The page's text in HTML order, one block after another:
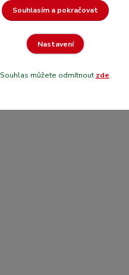
Nastavení
Souhlasím a pokračovat
Souhlas můžete odmítnout zde.